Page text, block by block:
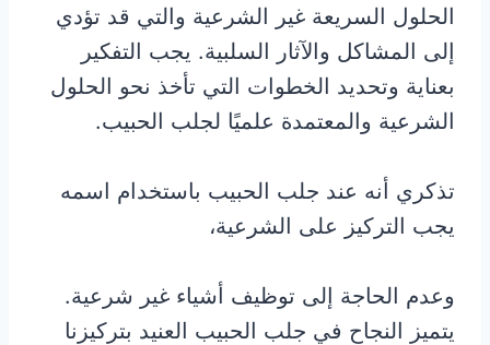
الحلول السريعة غير الشرعية والتي قد تؤدي
إلى المشاكل والآثار السلبية. يجب التفكير
بعناية وتحديد الخطوات التي تأخذ نحو الحلول
الشرعية والمعتمدة علميًا لجلب الحبيب.
تذكري أنه عند جلب الحبيب باستخدام اسمه
يجب التركيز على الشرعية،
وعدم الحاجة إلى توظيف أشياء غير شرعية.
يتميز النجاح في جلب الحبيب العنيد بتركيزنا